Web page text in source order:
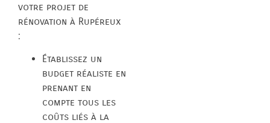
votre projet de
rénovation à Rupéreux
:
Établissez un
budget réaliste en
prenant en
compte tous les
coûts liés à la